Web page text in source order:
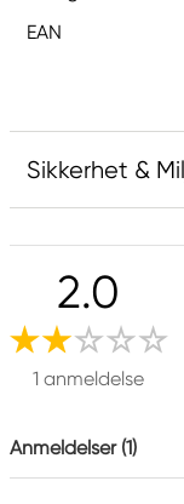
EAN
Sikkerhet &
Ansvarlig EU
Panduro
Panduro
205 14 Malmö,
2.0
1 anmeldelse
Anmeldelser (1)